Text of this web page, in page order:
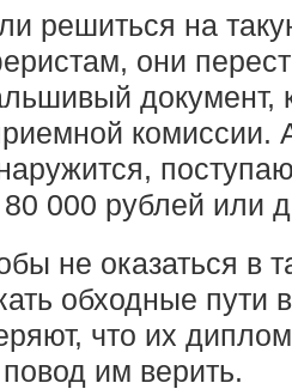
решиться на
они
документ,
комиссии.
000 рублей или
не оказаться в
обходные пути
что их
им верить.